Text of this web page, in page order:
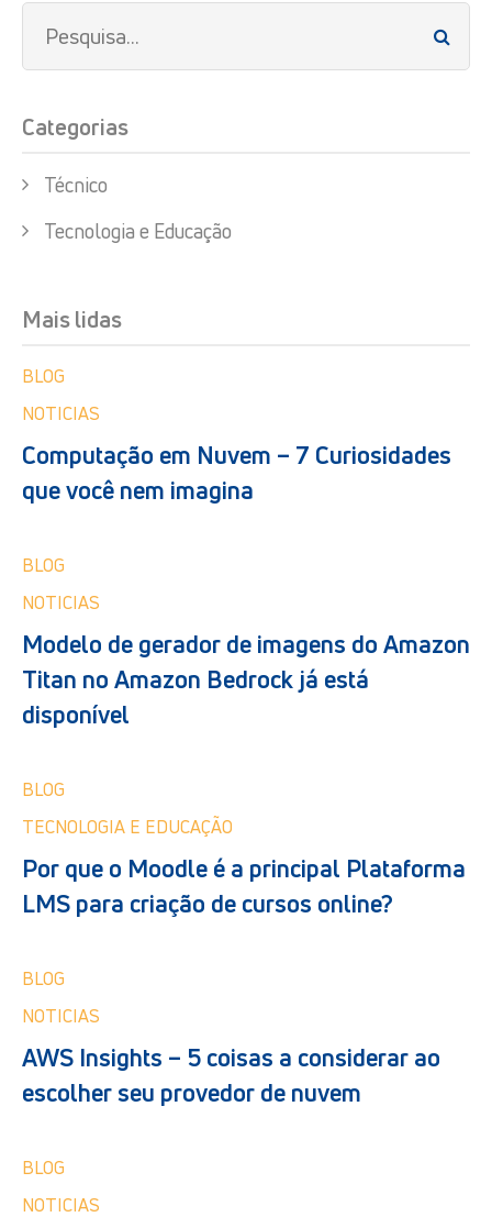
Categorias
Técnico
Tecnologia e Educação
Mais lidas
BLOG
NOTICIAS
Computação em Nuvem – 7 Curiosidades
que você nem imagina
BLOG
NOTICIAS
Modelo de gerador de imagens do Amazon
Titan no Amazon Bedrock já está
disponível
BLOG
TECNOLOGIA E EDUCAÇÃO
Por que o Moodle é a principal Plataforma
LMS para criação de cursos online?
BLOG
NOTICIAS
AWS Insights – 5 coisas a considerar ao
escolher seu provedor de nuvem
BLOG
NOTICIAS